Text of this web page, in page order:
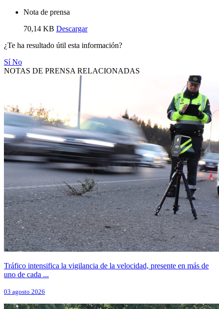
Nota de prensa
70,14 KB Descargar
¿Te ha resultado útil esta información?
SíNo
NOTAS DE PRENSA RELACIONADAS
Tráfico intensifica la vigilancia de la velocidad, presente en más de
uno de cada ...
03 agosto 2026